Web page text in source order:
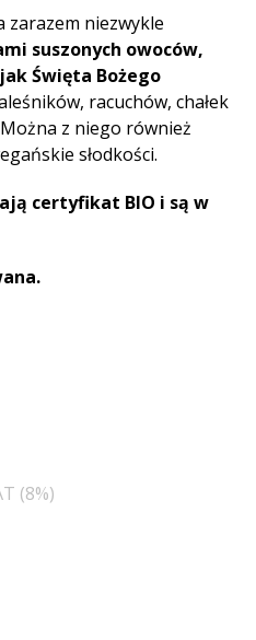
zarazem niezwykle
suszonych owoców,
Święta Bożego
racuchów, chałek
z niego również
słodkości.
certyfikat BIO i są w
(8%)